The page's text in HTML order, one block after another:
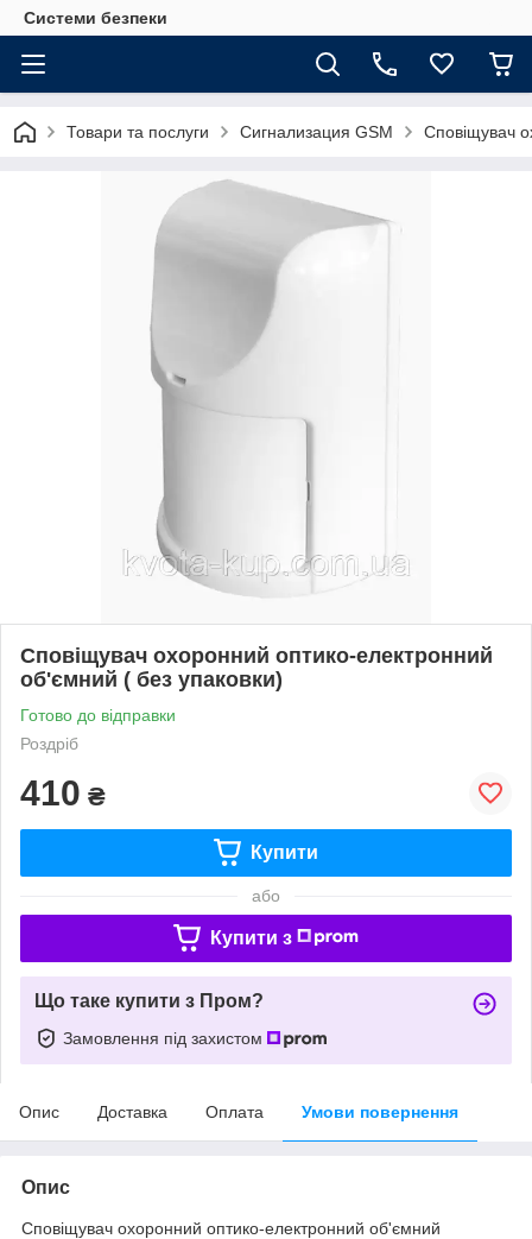
Системи безпеки
Товари та послуги Сигнализация GSM Сповіщувач
Сповіщувач охоронний оптико-електронний
об'ємний ( без упаковки)
Готово до відправки
Роздріб
410 ₴
Купити
або
Купити з
Що таке купити з Пром?
Замовлення під захистом
Опис Доставка Оплата Умови повернення
Опис
Сповіщувач охоронний оптико-електронний об'ємний